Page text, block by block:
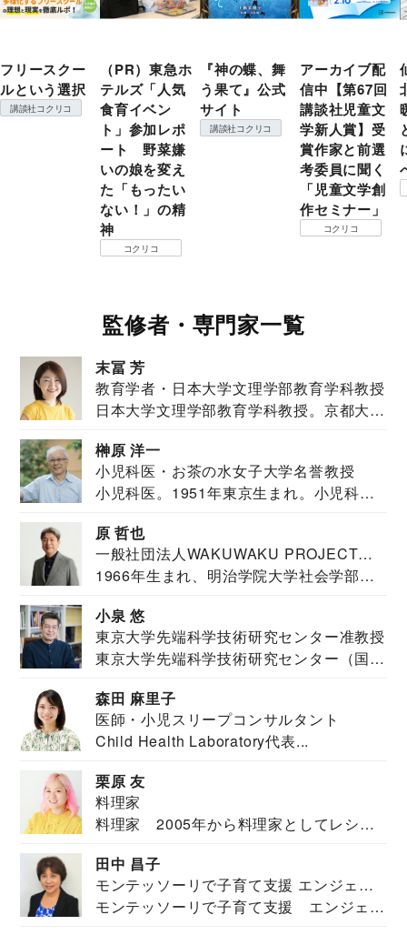
フリースクー
ルという選択
講談社コクリコ
（PR）東急ホ
テルズ「人気
食育イベン
ト」参加レポ
ート 野菜嫌
いの娘を変え
た「もったい
ない！」の精
神
コクリコ
『神の蝶、舞
う果て』公式
サイト
講談社コクリコ
アーカイブ配
信中【第67回
講談社児童文
学新人賞】受
賞作家と前選
考委員に聞く
「児童文学創
作セミナー」
コクリコ
監修者・専門家一覧
末冨 芳
教育学者・日本大学文理学部教育学科教授
日本大学文理学部教育学科教授。京都大学
榊原 洋一
小児科医・お茶の水女子大学名誉教授
小児科医。1951年東京生まれ。小児科
原 哲也
一般社団法人WAKUWAKU PROJECT
JAPAN代表・言語聴覚士・社会福祉士
1966年生まれ、明治学院大学社会学部福
小泉 悠
東京大学先端科学技術研究センター准教授
東京大学先端科学技術研究センター（国際
森田 麻里子
医師・小児スリープコンサルタント
Child Health Laboratory代表...
栗原 友
料理家
料理家 2005年から料理家としてレシピ
田中 昌子
モンテッソーリで子育て支援 エンジェル
ズハウス研究所所長
モンテッソーリで子育て支援 エンジェル